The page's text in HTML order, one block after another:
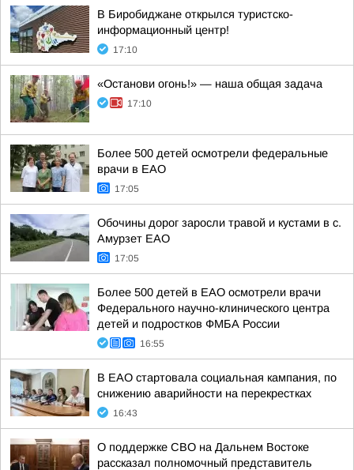
В Биробиджане открылся туристско-
информационный центр!
17:10
«Останови огонь!» — наша общая задача
17:10
Более 500 детей осмотрели федеральные
врачи в ЕАО
17:05
Обочины дорог заросли травой и кустами в с.
Амурзет ЕАО
17:05
Более 500 детей в ЕАО осмотрели врачи
Федерального научно-клинического центра
детей и подростков ФМБА России
16:55
В ЕАО стартовала социальная кампания, по
снижению аварийности на перекрестках
16:43
О поддержке СВО на Дальнем Востоке
рассказал полномочный представитель